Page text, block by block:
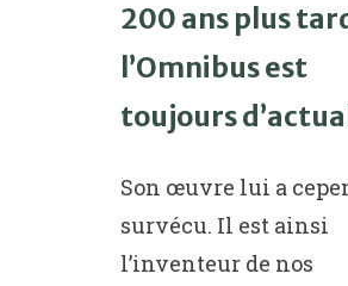
200 ans plus
l’Omnibus est
toujours
Son œuvre lui a
survécu. Il est ainsi
l’inventeur de nos